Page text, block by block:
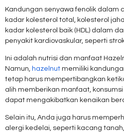
Kandungan senyawa fenolik dalam
kadar kolesterol total, kolesterol
kadar kolesterol baik (HDL) dalam
penyakit kardiovaskular, seperti
Ini adalah nutrisi dan manfaat
Namun, hazelnut memiliki
tetap harus mempertibangkan
alih memberikan manfaat,
dapat mengakibatkan kenaikan
Selain itu, Anda juga harus
alergi kedelai, seperti kacang